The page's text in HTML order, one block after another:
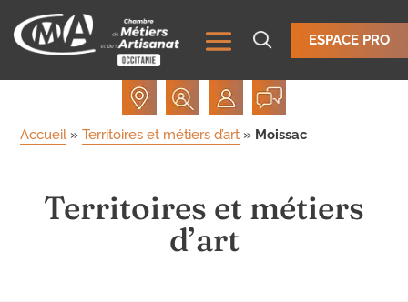
ESPACE PRO
Accueil »Territoires et métiers d’art » Moissac
Territoires et métiers
d’art